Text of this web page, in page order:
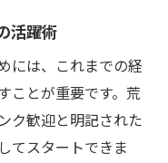
活躍術
には、これまでの経
ことが重要です。荒
ク歓迎と明記された
てスタートできま